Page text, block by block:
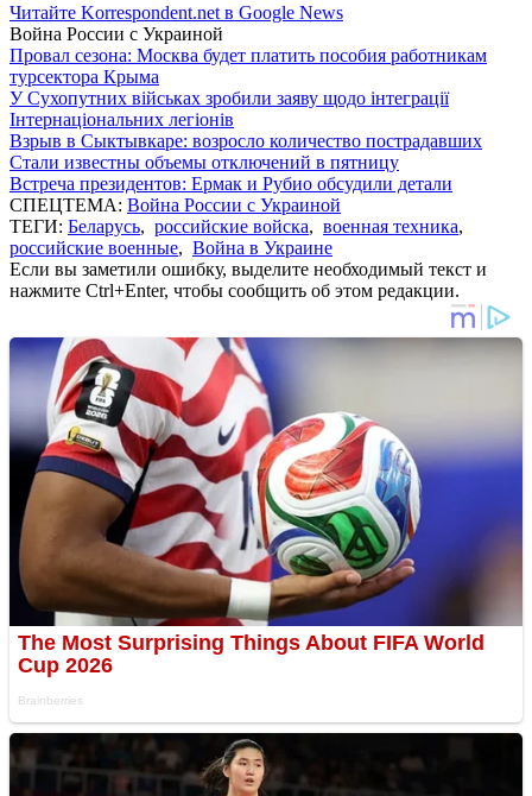
Читайте Korrespondent.net в Google News
Война России с Украиной
Провал сезона: Москва будет платить пособия работникам
турсектора Крыма
У Сухопутних військах зробили заяву щодо інтеграції
Інтернаціональних легіонів
Взрыв в Сыктывкаре: возросло количество пострадавших
Стали известны объемы отключений в пятницу
Встреча президентов: Ермак и Рубио обсудили детали
СПЕЦТЕМА: Война России с Украиной
ТЕГИ: Беларусь, российские войска, военная техника,
российские военные, Война в Украине
Если вы заметили ошибку, выделите необходимый текст и
нажмите Ctrl+Enter, чтобы сообщить об этом редакции.